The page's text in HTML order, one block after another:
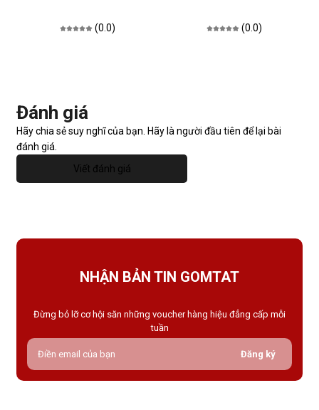
(0.0) (0.0)
Đánh giá
Hãy chia sẻ suy nghĩ của bạn. Hãy là người đầu tiên để lại bài
đánh giá.
Viết đánh giá
NHẬN BẢN TIN GOMTAT
Đừng bỏ lỡ cơ hội săn những voucher hàng hiệu đẳng cấp mỗi
tuần
Đăng ký